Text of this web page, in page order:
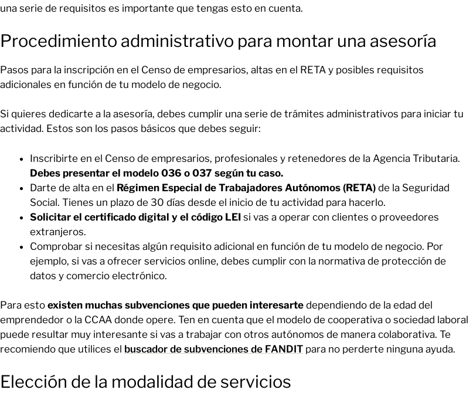
una serie de requisitos es importante que tengas esto en cuenta.
Procedimiento administrativo para montar una asesoría
Pasos para la inscripción en el Censo de empresarios, altas en el RETA y posibles requisitos
adicionales en función de tu modelo de negocio.
Si quieres dedicarte a la asesoría, debes cumplir una serie de trámites administrativos para iniciar tu
actividad. Estos son los pasos básicos que debes seguir:
Inscribirte en el Censo de empresarios, profesionales y retenedores de la Agencia Tributaria.
Debes presentar el modelo 036 o 037 según tu caso.
Darte de alta en el Régimen Especial de Trabajadores Autónomos (RETA) de la Seguridad
Social. Tienes un plazo de 30 días desde el inicio de tu actividad para hacerlo.
Solicitar el certificado digital y el código LEI si vas a operar con clientes o proveedores
extranjeros.
Comprobar si necesitas algún requisito adicional en función de tu modelo de negocio. Por
ejemplo, si vas a ofrecer servicios online, debes cumplir con la normativa de protección de
datos y comercio electrónico.
Para esto existen muchas subvenciones que pueden interesarte dependiendo de la edad del
emprendedor o la CCAA donde opere. Ten en cuenta que el modelo de cooperativa o sociedad laboral
puede resultar muy interesante si vas a trabajar con otros autónomos de manera colaborativa. Te
recomiendo que utilices el buscador de subvenciones de FANDIT para no perderte ninguna ayuda.
Elección de la modalidad de servicios